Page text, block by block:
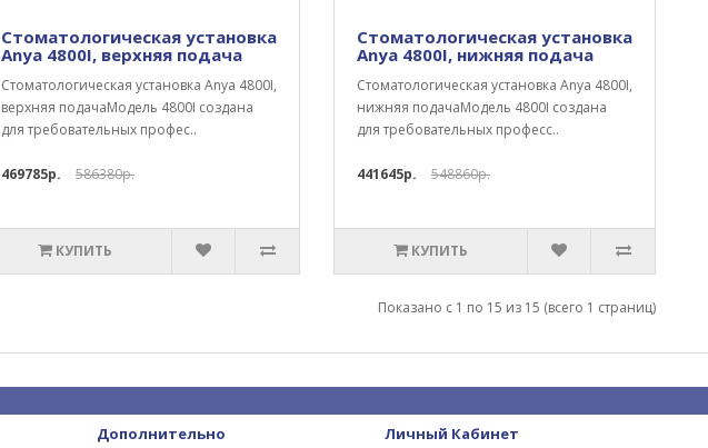
Стоматологическая установка
Anya 4800I, верхняя подача
Стоматологическая установка Anya 4800I,
верхняя подачаМодель 4800I создана
для требовательных профес..
469785р. 586380р.
КУПИТЬ
Стоматологическая установка
Anya 4800I, нижняя подача
Стоматологическая установка Anya 4800I,
нижняя подачаМодель 4800I создана
для требовательных професс..
441645р. 548860р.
КУПИТЬ
Показано с 1 по 15 из 15 (всего 1 страниц)
Дополнительно Личный Кабинет